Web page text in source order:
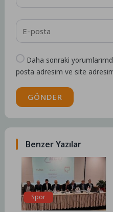
Daha sonraki
posta adresim ve site
GÖNDER
Benzer Yazılar
Spor